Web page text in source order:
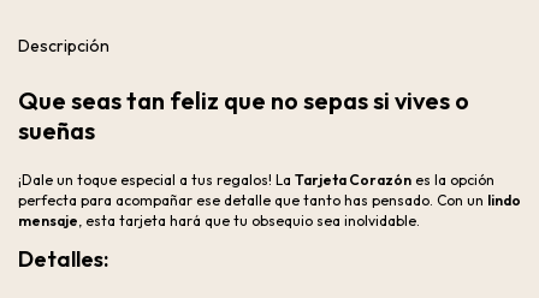
Descripción
Que seas tan feliz que no sepas si vives o
sueñas
¡Dale un toque especial a tus regalos! La Tarjeta Corazón es la opción
perfecta para acompañar ese detalle que tanto has pensado. Con un lindo
mensaje , esta tarjeta hará que tu obsequio sea inolvidable.
Detalles: